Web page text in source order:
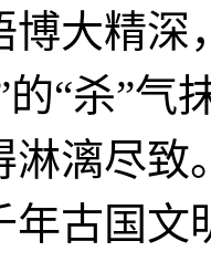
博大精深
的“杀”
淋漓尽
年古国